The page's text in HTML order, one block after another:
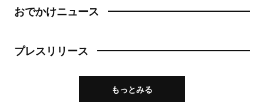
おでかけニュース
プレスリリース
もっとみる